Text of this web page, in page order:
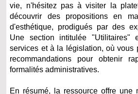
vie, n'hésitez pas à visiter la
découvrir des propositions en
d'esthétique, prodigués par des
Une section intitulée "Utilitaires"
services et à la législation, où vous
recommandations pour obtenir
formalités administratives.
En résumé, la ressource offre une